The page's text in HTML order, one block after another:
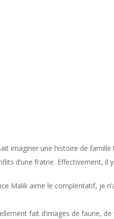
imaginer une histoire de famille
d’une fratrie. Effectivement,
Malik aime le complentatif, je
fait d’images de faune,